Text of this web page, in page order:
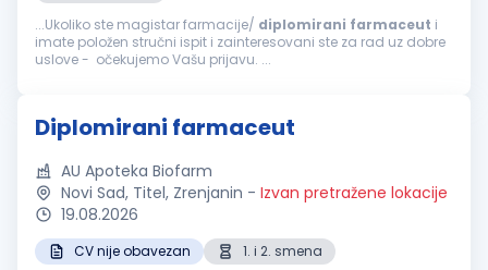
...Ukoliko ste magistar farmacije/ diplomirani farmaceut i
imate položen stručni ispit i zainteresovani ste za rad uz dobre
uslove - očekujemo Vašu prijavu. ...
Diplomirani farmaceut
AU Apoteka Biofarm
Novi Sad, Titel, Zrenjanin - Izvan pretražene lokacije
19.08.2026
CV nije obavezan
1. i 2. smena